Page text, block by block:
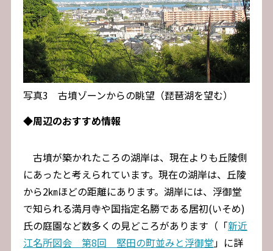
写真3 古墳ゾーンからの眺望（琵琶湖を望む）
◆周辺のおすすめ情報
古墳が築かれたころの湖岸は、現在よりも丘陵側
にあったと考えられています。現在の湖岸は、丘陵
から2㎞ほどの距離にあります。湖岸には、浮御堂
で知られる満月寺や国指定名勝である居初(いそめ)
氏の庭園など数多くの見どころがあります（「新近
江名所図会 第8回 堅田の町並みと浮御堂」に詳